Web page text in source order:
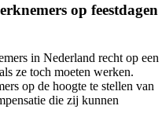
op feestdagen
in Nederland recht op een
ze toch moeten werken.
op de hoogte te stellen van
die zij kunnen